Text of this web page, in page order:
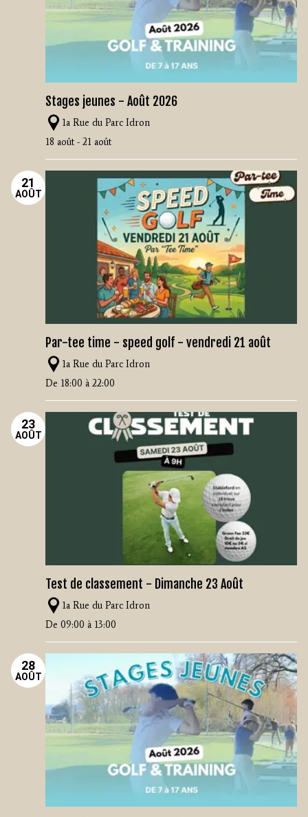
Stages jeunes - Août 2026
1a Rue du Parc Idron
18 août - 21 août
21
AOÛT
Par-tee time - speed golf - vendredi 21 août
1a Rue du Parc Idron
De 18:00 à 22:00
23
AOÛT
Test de classement - Dimanche 23 Août
1a Rue du Parc Idron
De 09:00 à 13:00
28
AOÛT